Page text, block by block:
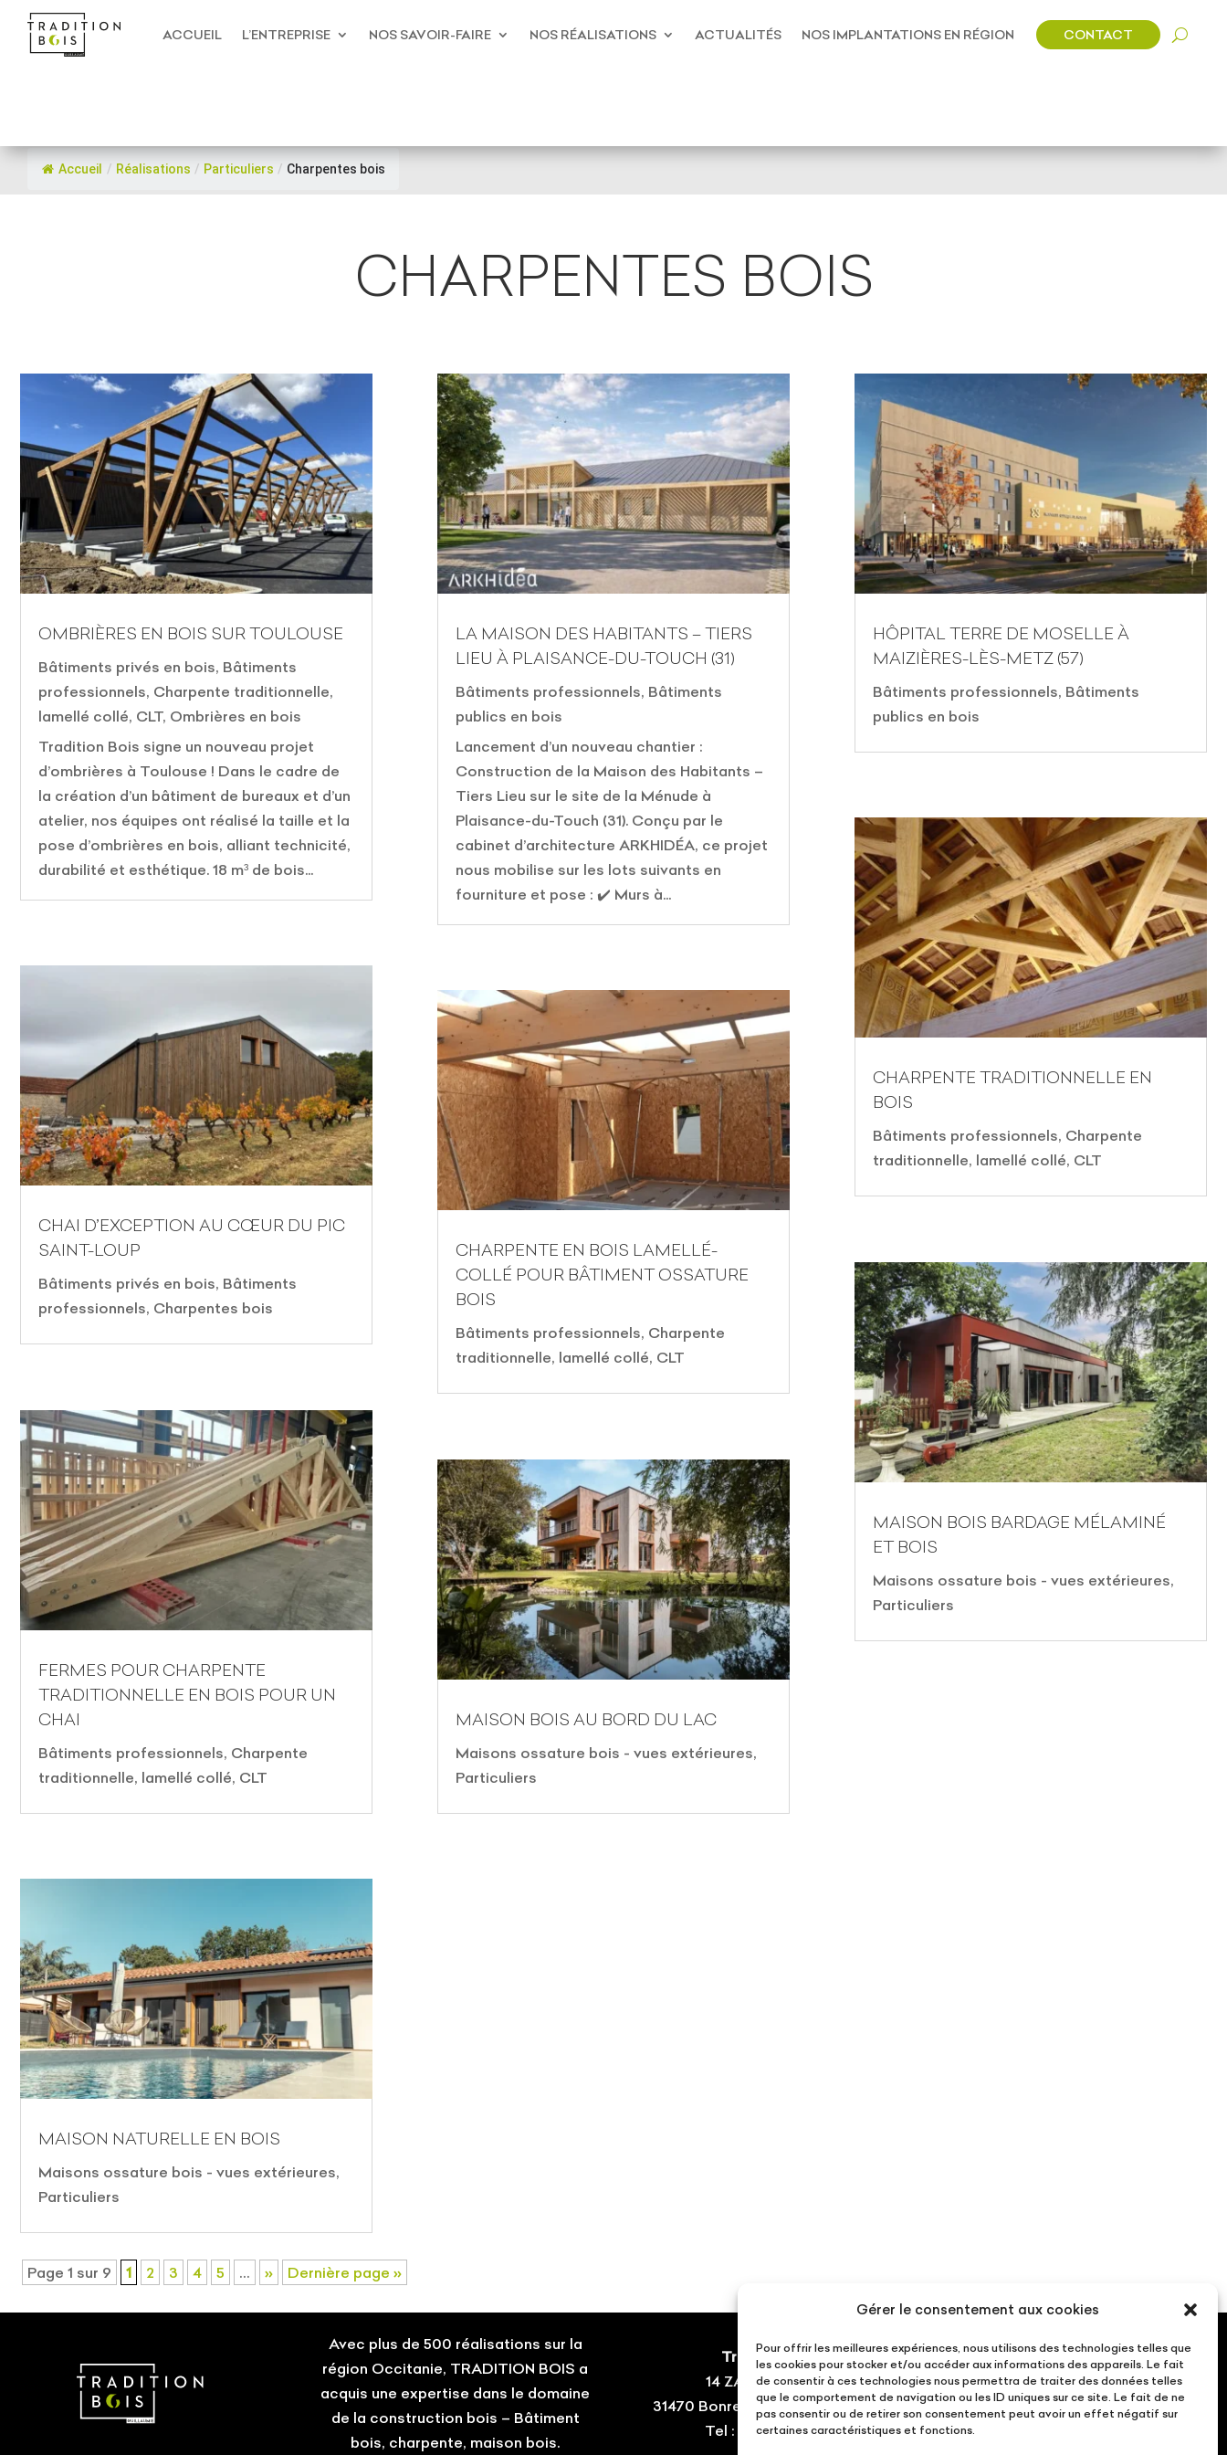
Gérer le consentement aux cookies
Pour offrir les meilleures expériences, nous utilisons des technologies telles que
les cookies pour stocker et/ou accéder aux informations des appareils. Le fait
de consentir à ces technologies nous permettra de traiter des données telles
que le comportement de navigation ou les ID uniques sur ce site. Le fait de ne
pas consentir ou de retirer son consentement peut avoir un effet négatif sur
certaines caractéristiques et fonctions.
ACCUEIL L’ENTREPRISE NOS SAVOIR-FAIRE NOS RÉALISATIONS ACTUALITÉS NOS IMPLANTATIONS EN RÉGION CONTACT
Accueil / Réalisations / Particuliers / Charpentes bois
CHARPENTES BOIS
OMBRIÈRES EN BOIS SUR TOULOUSE
Bâtiments privés en bois, Bâtiments
professionnels, Charpente traditionnelle,
lamellé collé, CLT, Ombrières en bois
Tradition Bois signe un nouveau projet
d’ombrières à Toulouse ! Dans le cadre de
la création d’un bâtiment de bureaux et d’un
atelier, nos équipes ont réalisé la taille et la
pose d’ombrières en bois, alliant technicité,
durabilité et esthétique. 18 m³ de bois...
CHAI D’EXCEPTION AU CŒUR DU PIC
SAINT-LOUP
Bâtiments privés en bois, Bâtiments
professionnels, Charpentes bois
FERMES POUR CHARPENTE
TRADITIONNELLE EN BOIS POUR UN
CHAI
Bâtiments professionnels, Charpente
traditionnelle, lamellé collé, CLT
MAISON NATURELLE EN BOIS
Maisons ossature bois - vues extérieures,
Particuliers
LA MAISON DES HABITANTS – TIERS
LIEU À PLAISANCE-DU-TOUCH (31)
Bâtiments professionnels, Bâtiments
publics en bois
Lancement d’un nouveau chantier :
Construction de la Maison des Habitants –
Tiers Lieu sur le site de la Ménude à
Plaisance-du-Touch (31). Conçu par le
cabinet d’architecture ARKHIDÉA, ce projet
nous mobilise sur les lots suivants en
fourniture et pose : ✔️ Murs à...
CHARPENTE EN BOIS LAMELLÉ-
COLLÉ POUR BÂTIMENT OSSATURE
BOIS
Bâtiments professionnels, Charpente
traditionnelle, lamellé collé, CLT
MAISON BOIS AU BORD DU LAC
Maisons ossature bois - vues extérieures,
Particuliers
HÔPITAL TERRE DE MOSELLE À
MAIZIÈRES-LÈS-METZ (57)
Bâtiments professionnels, Bâtiments
publics en bois
CHARPENTE TRADITIONNELLE EN
BOIS
Bâtiments professionnels, Charpente
traditionnelle, lamellé collé, CLT
MAISON BOIS BARDAGE MÉLAMINÉ
ET BOIS
Maisons ossature bois - vues extérieures,
Particuliers
Page 1 sur 9 1 2 3 4 5 … » Dernière page »
Avec plus de 500 réalisations sur la
région Occitanie, TRADITION BOIS a
acquis une expertise dans le domaine
de la construction bois – Bâtiment
bois, charpente, maison bois.
Tradition Bois
14 ZA du Tourneris
31470 Bonrepos-sur-Aussonnelle
Tel : 05.61.08.60.54
Suivez-nous !